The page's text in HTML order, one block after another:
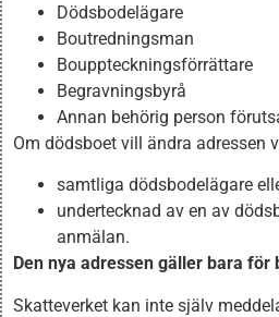
Dödsbodelägare
Boutredningsman
Bouppteckningsförrättare
Begravningsbyrå
Annan behörig person
Om dödsboet vill ändra adressen
samtliga dödsbodelägare
undertecknad av en av
anmälan.
Den nya adressen gäller bara
Skatteverket kan inte själv